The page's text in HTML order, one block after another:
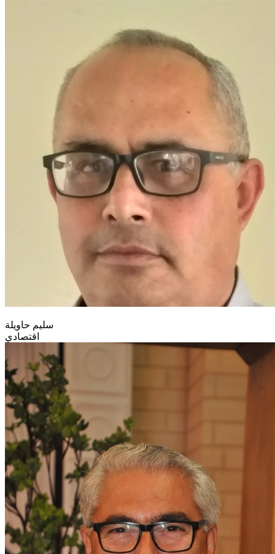
سليم حاويلة
اقتصادي